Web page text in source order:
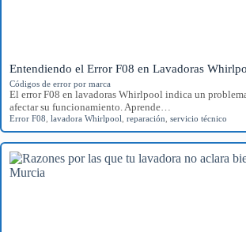
Entendiendo el Error F08 en Lavadoras
Códigos de error por marca
El error F08 en lavadoras Whirlpool indica un
afectar su funcionamiento. Aprende…
Error F08 lavadora Whirlpool reparación servicio técnico